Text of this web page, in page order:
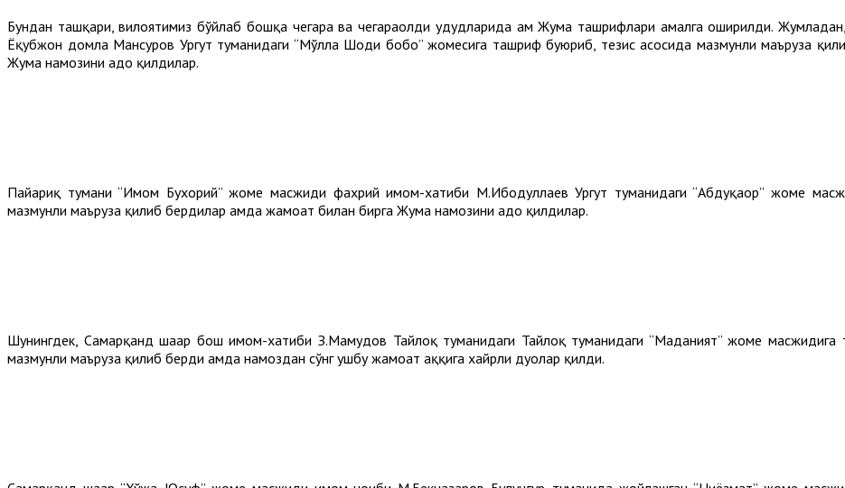
Бундан ташқари, вилоятимиз бўйлаб бошқа чегара ва чегараолди ҳудудларида ҳам Жума ташрифлари амалга оширилди.
Ёқубжон домла Мансуров Ургут туманидаги “Мўлла Шоди бобо” жомесига ташриф буюриб, тезис асосида мазмунли маъруза
Жума намозини адо қилдилар.
Пайариқ тумани “Имом Бухорий” жоме масжиди фахрий имом-хатиби М.Ибодуллаев Ургут туманидаги “Абдуқаҳҳор” жоме
мазмунли маъруза қилиб бердилар ҳамда жамоат билан бирга Жума намозини адо қилдилар.
Шунингдек, Самарқанд шаҳар бош имом-хатиби З.Маҳмудов Тайлоқ туманидаги Тайлоқ туманидаги “Маданият” жоме
мазмунли маъруза қилиб берди ҳамда намоздан сўнг ушбу жамоат ҳаққига хайрли дуолар қилди.